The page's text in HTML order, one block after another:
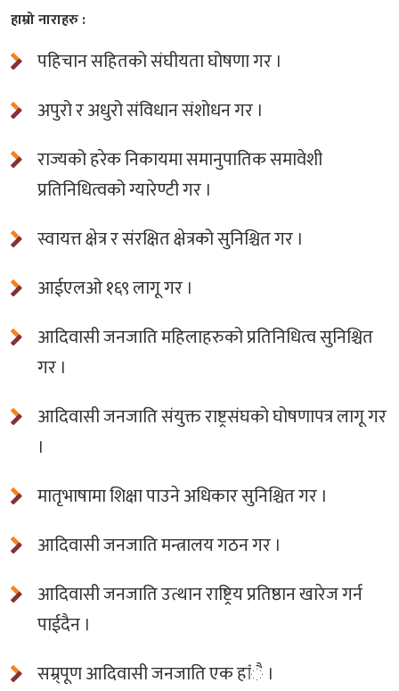
हाम्रो नाराहरु :
पहिचान सहितको संघीयता घोषणा गर ।
अपुरो र अधुरो संविधान संशोधन गर ।
राज्यको हरेक निकायमा समानुपातिक समावेशी
प्रतिनिधित्वको ग्यारेण्टी गर ।
स्वायत्त क्षेत्र र संरक्षित क्षेत्रको सुनिश्चित गर ।
आईएलओ १६९ लागू गर ।
आदिवासी जनजाति महिलाहरुको प्रतिनिधित्व सुनिश्चित
गर ।
आदिवासी जनजाति संयुक्त राष्ट्रसंघको घोषणापत्र लागू गर
।
मातृभाषामा शिक्षा पाउने अधिकार सुनिश्चित गर ।
आदिवासी जनजाति मन्त्रालय गठन गर ।
आदिवासी जनजाति उत्थान राष्ट्रिय प्रतिष्ठान खारेज गर्न
पाईदैन ।
सम्र्पूण आदिवासी जनजाति एक हांंै ।